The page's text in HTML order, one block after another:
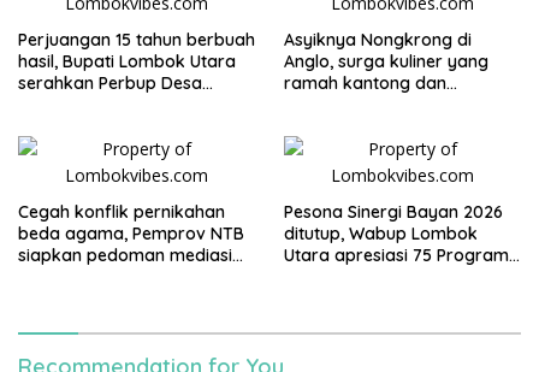
Perjuangan 15 tahun berbuah
hasil, Bupati Lombok Utara
serahkan Perbup Desa
Asyiknya Nongkrong di
Anglo, surga kuliner yang
ramah kantong dan
Cegah konflik pernikahan
beda agama, Pemprov NTB
siapkan pedoman mediasi
Pesona Sinergi Bayan 2026
ditutup, Wabup Lombok
Utara apresiasi 75 Program
Recommendation for You